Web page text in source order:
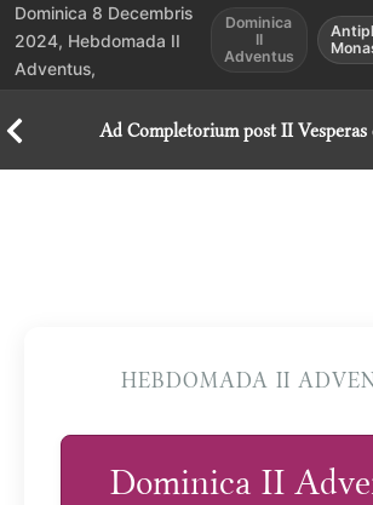
Dominica 8 Decembris
2024, Hebdomada II
Adventus,
Dominica
II
Adventus
Ad Completorium post II
HEBDOMADA II
Dominica II